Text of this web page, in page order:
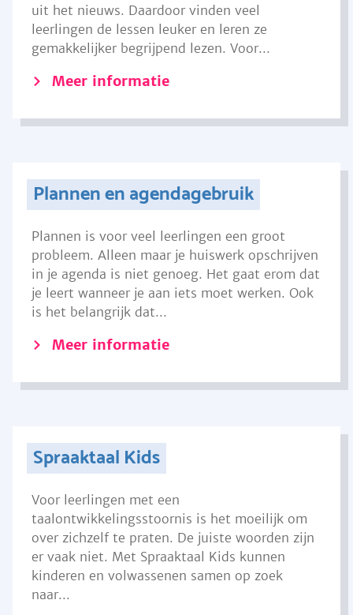
uit het nieuws. Daardoor vinden veel
leerlingen de lessen leuker en leren ze
gemakkelijker begrijpend lezen. Voor...
Meer informatie
Plannen en agendagebruik
Plannen is voor veel leerlingen een groot
probleem. Alleen maar je huiswerk opschrijven
in je agenda is niet genoeg. Het gaat erom dat
je leert wanneer je aan iets moet werken. Ook
is het belangrijk dat...
Meer informatie
Spraaktaal Kids
Voor leerlingen met een
taalontwikkelingsstoornis is het moeilijk om
over zichzelf te praten. De juiste woorden zijn
er vaak niet. Met Spraaktaal Kids kunnen
kinderen en volwassenen samen op zoek
naar...